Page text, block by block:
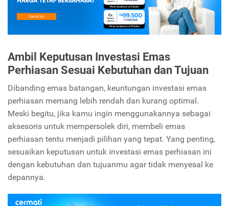
Ambil Keputusan Investasi Emas
Perhiasan Sesuai Kebutuhan dan Tujuan
Dibanding emas batangan, keuntungan investasi emas
perhiasan memang lebih rendah dan kurang optimal.
Meski begitu, jika kamu ingin menggunakannya sebagai
aksesoris untuk mempersolek diri, membeli emas
perhiasan tentu menjadi pilihan yang tepat. Yang penting,
sesuaikan keputusan untuk investasi emas perhiasan ini
dengan kebutuhan dan tujuanmu agar tidak menyesal ke
depannya.